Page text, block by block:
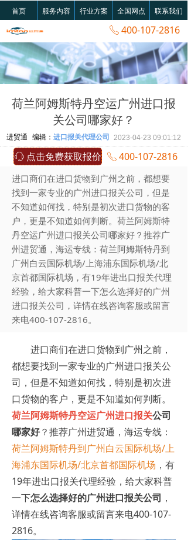
ꂅ 400-107-2816
首页 服务内容 行业方案 全国网点 联系我们
荷兰阿姆斯特丹空运广州进口报
关公司哪家好？
进口商们在进口货物到广州之前，都想要
找到一家专业的广州进口报关公司，但是
不知道如何找，特别是初次进口货物的客
户，更是不知道如何判断。荷兰阿姆斯特
丹空运广州进口报关公司哪家好？推荐广
州进贸通，海运专线：荷兰阿姆斯特丹到
广州白云国际机场/上海浦东国际机场/北
京首都国际机场，有19年进出口报关代理
经验，给大家科普一下怎么选择好的广州
进口报关公司，详情在线咨询客服或留言
来电400-107-2816。
2023-04-23 09:01:12
进口商们在进口货物到广州之前，
都想要找到一家专业的广州进口报关公
司，但是不知道如何找，特别是初次进
口货物的客户，更是不知道如何判断。
荷兰阿姆斯特丹空运广州进口报关公司
哪家好？推荐广州进贸通，海运专线：
荷兰阿姆斯特丹到广州白云国际机场/上
海浦东国际机场/北京首都国际机场 ，有
19年进出口报关代理经验，给大家科普
一下怎么选择好的广州进口报关公司 ，
详情在线咨询客服或留言来电400-107-
2816。
进贸通 编辑： 进口报关代理公司
ꁱ 点击免费获取报价 ꂅ 400-107-2816